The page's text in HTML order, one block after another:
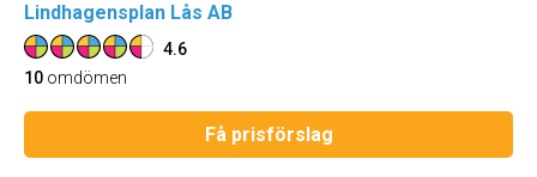
Lindhagensplan Lås AB
4.6
10 omdömen
Få prisförslag